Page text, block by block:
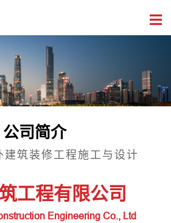
公司简介
建筑装修工程施工与设计
工程有限公司
Engineering Co., Ltd